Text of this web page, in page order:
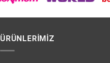
ÜRÜNLERIMIZ